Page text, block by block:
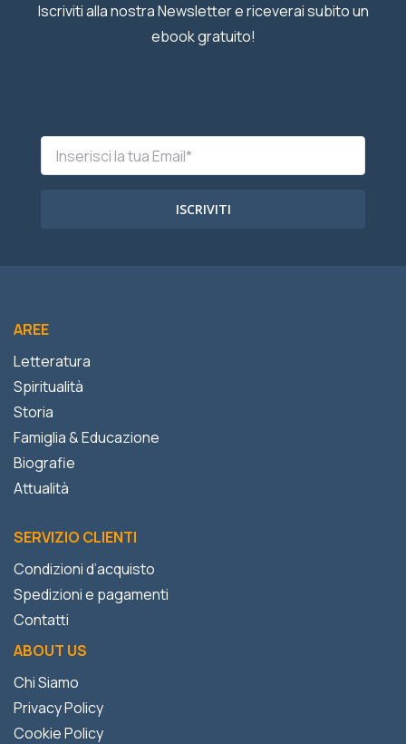
Iscriviti alla nostra Newsletter e riceverai subito un
ebook gratuito!
ISCRIVITI
AREE
Letteratura
Spiritualità
Storia
Famiglia & Educazione
Biografie
Attualità
SERVIZIO CLIENTI
Condizioni d’acquisto
Spedizioni e pagamenti
Contatti
ABOUT US
Chi Siamo
Privacy Policy
Cookie Policy